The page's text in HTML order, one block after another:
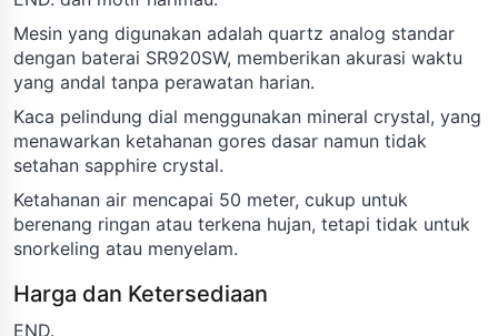
Mesin yang digunakan adalah quartz analog standar
dengan baterai SR920SW, memberikan akurasi waktu
yang andal tanpa perawatan harian.
Kaca pelindung dial menggunakan mineral crystal, yang
menawarkan ketahanan gores dasar namun tidak
setahan sapphire crystal.
Ketahanan air mencapai 50 meter, cukup untuk
berenang ringan atau terkena hujan, tetapi tidak untuk
snorkeling atau menyelam.
Harga dan Ketersediaan
END.